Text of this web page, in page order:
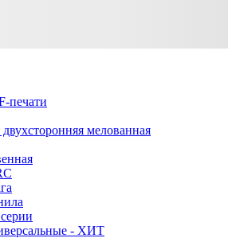
печати
мелованная
- ХИТ